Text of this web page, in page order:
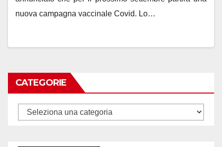
nuova campagna vaccinale Covid. Lo…
CATEGORIE
Categorie